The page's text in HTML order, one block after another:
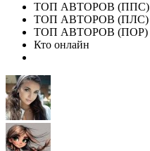
ТОП АВТОРОВ (ППС)
ТОП АВТОРОВ (ПЛС)
ТОП АВТОРОВ (ПОР)
Кто онлайн